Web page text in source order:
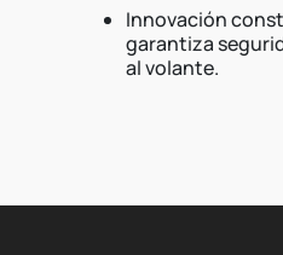
Innovación
garantiza
al volante.